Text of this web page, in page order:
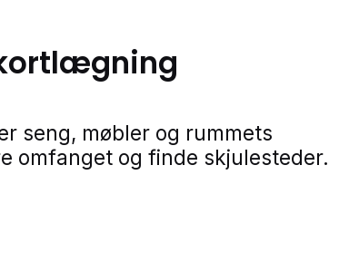
seng, møbler og rummets
omfanget og finde skjulesteder.